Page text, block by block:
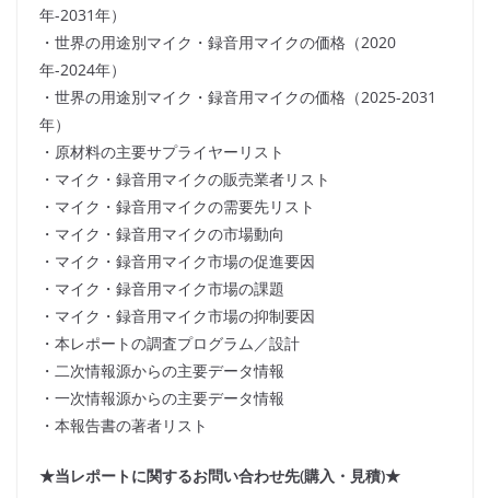
年-2031年）
・世界の用途別マイク・録音用マイクの価格（2020
年-2024年）
・世界の用途別マイク・録音用マイクの価格（2025-2031
年）
・原材料の主要サプライヤーリスト
・マイク・録音用マイクの販売業者リスト
・マイク・録音用マイクの需要先リスト
・マイク・録音用マイクの市場動向
・マイク・録音用マイク市場の促進要因
・マイク・録音用マイク市場の課題
・マイク・録音用マイク市場の抑制要因
・本レポートの調査プログラム／設計
・二次情報源からの主要データ情報
・一次情報源からの主要データ情報
・本報告書の著者リスト
★当レポートに関するお問い合わせ先(購入・見積)★